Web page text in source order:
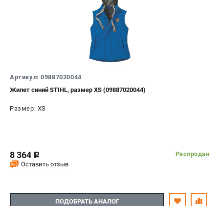
Артикул: 09887020044
Жилет синий STIHL, размер XS (09887020044)
Размер: XS
8 364 c
Распродан
Оставить отзыв
ПОДОБРАТЬ АНАЛОГ